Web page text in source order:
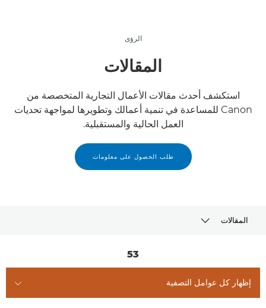
الرؤى
المقالات
استكشف أحدث مقالات الأعمال التجارية المتخصصة من
Canon للمساعدة في تنمية أعمالك وتطويرها لمواجهة تحديات
العمل الحالية والمستقبلية.
طلب الحصول على معلومات
المقالات
المقالات
53
إظهار كل عوامل التصفية